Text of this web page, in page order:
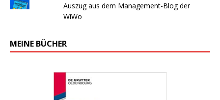
Auszug aus dem Management-Blog der
WiWo
MEINE BÜCHER